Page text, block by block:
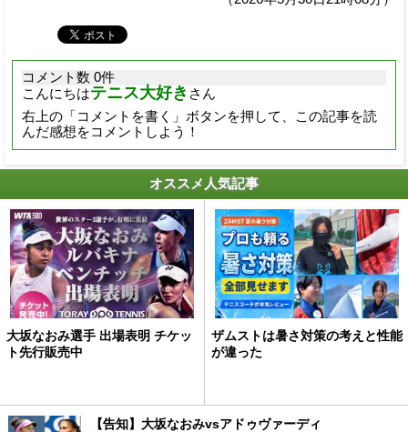
コメント数 0件
こんにちはテニス大好き さん
右上の「コメントを書く」ボタンを押して、この記事を読
んだ感想をコメントしよう！
オススメ人気記事
大坂なおみ選手 出場表明 チケッ
ト先行販売中
ザムストは暑さ対策の考えと性能
が違った
【告知】大坂なおみvsアドゥヴァーディ